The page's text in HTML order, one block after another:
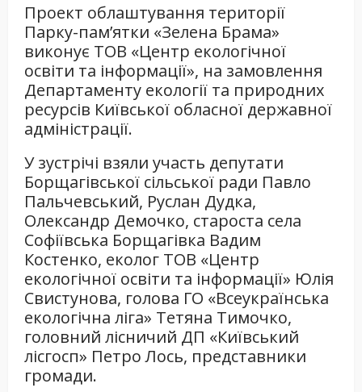
Проект облаштування території
Парку-пам’ятки «Зелена Брама»
виконує ТОВ «Центр екологічної
освіти та інформації», на замовлення
Департаменту екології та природних
ресурсів Київської обласної державної
адміністрації.
У зустрічі взяли участь депутати
Борщагівської сільської ради Павло
Пальчевський, Руслан Дудка,
Олександр Демочко, староста села
Софіївська Борщагівка Вадим
Костенко, еколог ТОВ «Центр
екологічної освіти та інформації» Юлія
Свистунова, голова ГО «Всеукраїнська
екологічна ліга» Тетяна Тимочко,
головний лісничий ДП «Київський
лісгосп» Петро Лось, представники
громади.